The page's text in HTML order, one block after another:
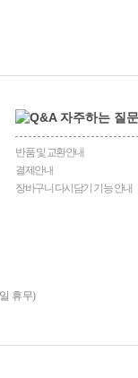
반품 및 교환안내
결제안내
장바구니 다시담기 기능 안내
휴무)